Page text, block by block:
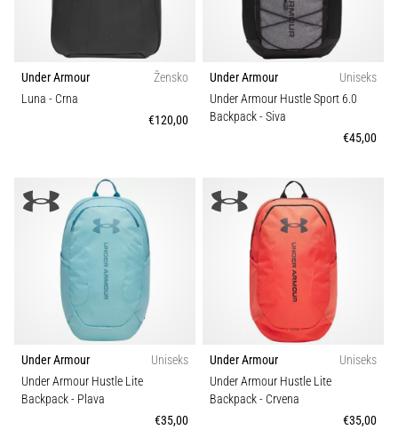
Under Armour
Žensko
Luna - Crna
€120,00
Under Armour
Uniseks
Under Armour Hustle Sport 6.0
Backpack- Siva
€45,00
Under Armour
Uniseks
Under Armour Hustle Lite
Backpack- Plava
€35,00
Under Armour
Uniseks
Under Armour Hustle Lite
Backpack- Crvena
€35,00